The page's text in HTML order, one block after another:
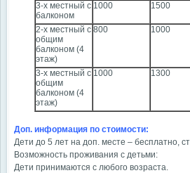
3-х местный с
балконом
1000 1500
2-х местный с
общим
балконом (4
этаж)
800 1000
3-х местный с
общим
балконом (4
этаж)
1000 1300
Доп. информация по стоимости:
Дети до 5 лет на доп. месте – бесплатно,
Возможность проживания с детьми:
Дети принимаются с любого возраста.